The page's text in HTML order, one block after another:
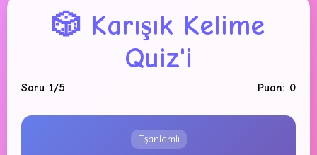
🎲 Karışık Kelime
Quiz'i
Soru 1/5 Puan: 0
Eşanlamlı